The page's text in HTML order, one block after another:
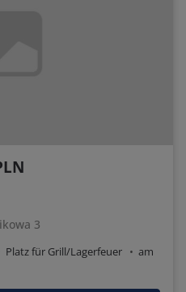
3
Platz für Grill/Lagerfeuer
am